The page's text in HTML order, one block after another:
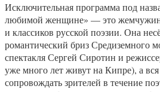
Исключительная программа под
любимой женщине» — это
и классиков русской поэзии. Она
романтический бриз Средиземного
спектакля Сергей Сиротин и
уже много лет живут на Кипре), а вся
сопровождать зрителей в течение